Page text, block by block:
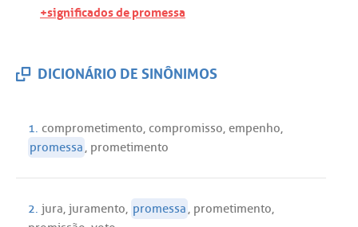
+significados de promessa
DICIONÁRIO DE SINÔNIMOS
1. comprometimento, compromisso, empenho,
promessa, prometimento
2. jura, juramento, promessa, prometimento,